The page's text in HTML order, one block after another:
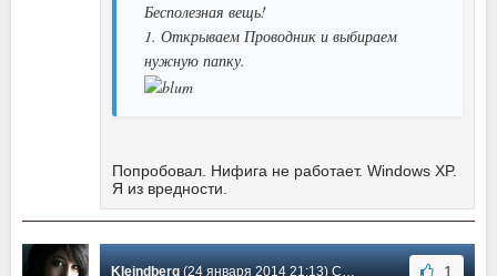
Бесполезная вещь!
1. Открываем Проводник и выбираем
нужную папку.
Попробовал. Нифига не работает. Windows XP.
Я из вредности.
Kleindberg(24 января 2014 21:13) Сообщение #7 1